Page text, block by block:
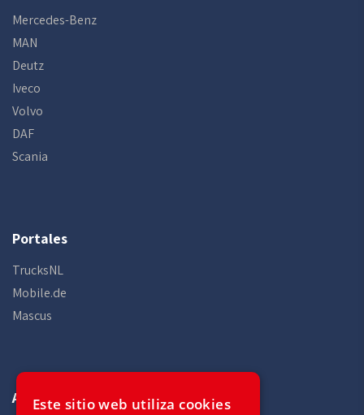
Mercedes-Benz
MAN
Deutz
Iveco
Volvo
DAF
Scania
Portales
TrucksNL
Mobile.de
Mascus
Auto Gilles
Este sitio web utiliza cookies